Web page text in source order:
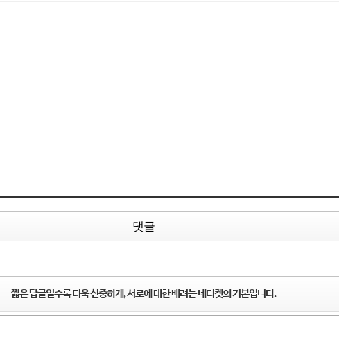
댓글
짧은 답글일수록 더욱 신중하게, 서로에 대한 배려는 네티켓의 기본입니다.